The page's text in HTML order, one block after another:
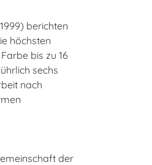
berichten
höchsten
bis zu 16
sechs
nach
der